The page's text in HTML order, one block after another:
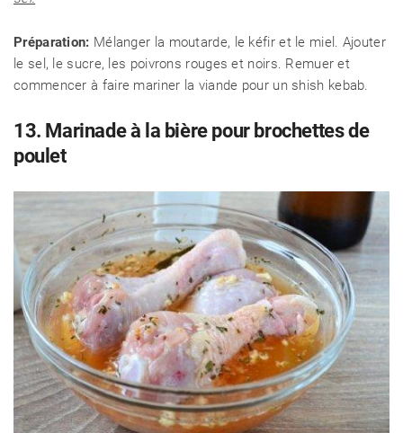
Préparation: Mélanger la moutarde, le kéfir et le miel. Ajouter
le sel, le sucre, les poivrons rouges et noirs. Remuer et
commencer à faire mariner la viande pour un shish kebab.
13. Marinade à la bière pour brochettes de
poulet